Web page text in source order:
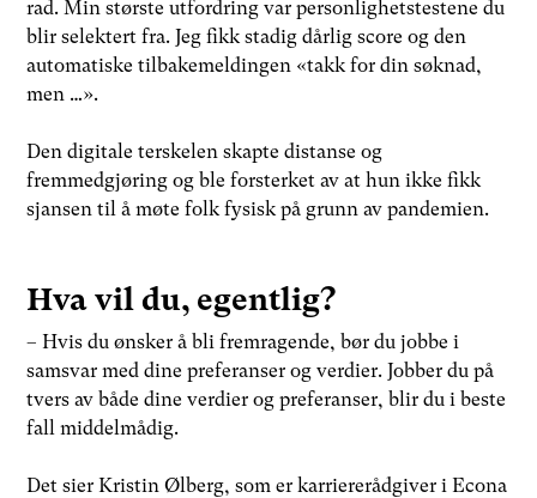
rad. Min største utfordring var personlighetstestene du
blir selektert fra. Jeg fikk stadig dårlig score og den
automatiske tilbakemeldingen «takk for din søknad,
men …».
Den digitale terskelen skapte distanse og
fremmedgjøring og ble forsterket av at hun ikke fikk
sjansen til å møte folk fysisk på grunn av pandemien.
Hva vil du, egentlig?
– Hvis du ønsker å bli fremragende, bør du jobbe i
samsvar med dine preferanser og verdier. Jobber du på
tvers av både dine verdier og preferanser, blir du i beste
fall middelmådig.
Det sier Kristin Ølberg, som er karriererådgiver i Econa